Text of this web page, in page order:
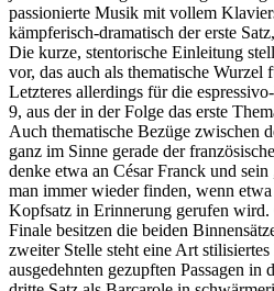
passionierte Musik mit vollem
kämpferisch-dramatisch der erste
Die kurze, stentorische Einleitung
vor, das auch als thematische
Letzteres allerdings für die
9, aus der in der Folge das erste
Auch thematische Bezüge zwischen
ganz im Sinne gerade der
denke etwa an César Franck und
man immer wieder finden, wenn
Kopfsatz in Erinnerung gerufen wird.
Finale besitzen die beiden
zweiter Stelle steht eine Art
ausgedehnten gezupften Passagen in